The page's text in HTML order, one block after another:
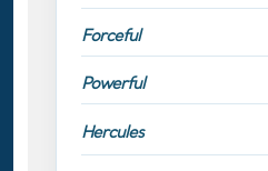
Forceful
Powerful
Hercules